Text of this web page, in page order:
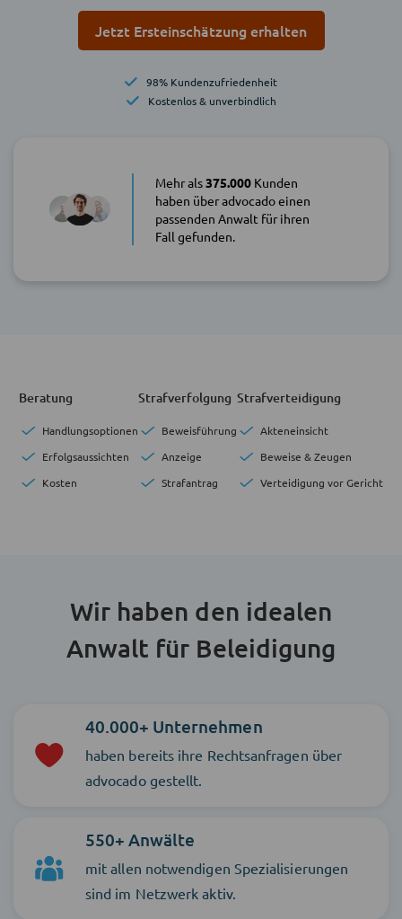
Jetzt Ersteinschätzung erhalten
98% Kundenzufriedenheit
Kostenlos & unverbindlich
Mehr als375.000Kunden
haben über advocado einen
passenden Anwalt für ihren
Fall gefunden.
Beratung
Handlungsoptionen
Erfolgsaussichten
Kosten
Strafverfolgung
Beweisführung
Anzeige
Strafantrag
Strafverteidigung
Akteneinsicht
Beweise & Zeugen
Verteidigung vor Gericht
Wir haben den idealen
Anwalt für Beleidigung
40.000+ Unternehmen
haben bereits ihre Rechtsanfragen über
advocado gestellt.
550+ Anwälte
mit allen notwendigen Spezialisierungen
sind im Netzwerk aktiv.